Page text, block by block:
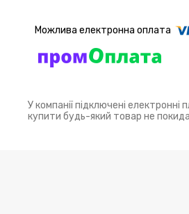
У компанії підключені
купити будь-який товар не